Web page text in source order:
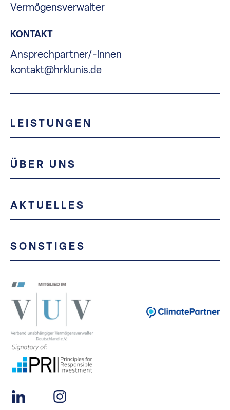
Vermögensverwalter
KONTAKT
Ansprechpartner/-innen
kontakt@hrklunis.de
LEISTUNGEN
ÜBER UNS
AKTUELLES
SONSTIGES